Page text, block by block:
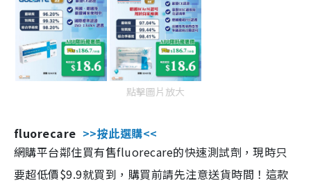
點擊圖片放大
fluorecare >>按此選購<<
網購平台鄰住買有售fluorecare的快速測試劑，現時只
要超低價$9.9就買到，購買前請先注意送貨時間！這款